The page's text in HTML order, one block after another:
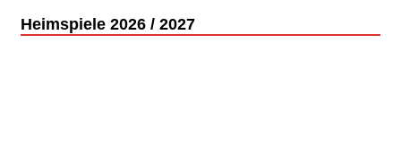
Heimspiele 2026 / 2027